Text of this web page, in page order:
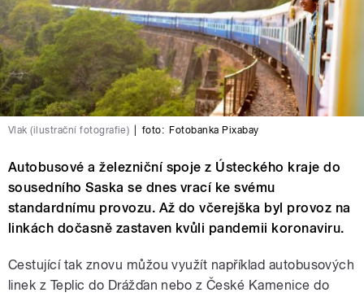
Vlak (ilustrační fotografie) foto: Fotobanka Pixabay
Autobusové a železniční spoje z Ústeckého kraje do
sousedního Saska se dnes vrací ke svému
standardnímu provozu. Až do včerejška byl provoz na
linkách dočasně zastaven kvůli pandemii koronaviru.
Cestující tak znovu můžou využít například autobusových
linek z Teplic do Drážďan nebo z České Kamenice do